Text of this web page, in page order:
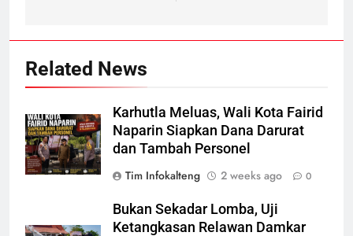
Related News
Karhutla Meluas, Wali Kota Fairid
Naparin Siapkan Dana Darurat
dan Tambah Personel
Tim Infokalteng
2 weeks ago 0
Bukan Sekadar Lomba, Uji
Ketangkasan Relawan Damkar